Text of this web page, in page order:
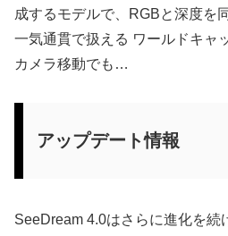
成するモデルで、RGBと深度を
一気通貫で扱える ワールドキャ
カメラ移動でも…
アップデート情報
SeeDream 4.0はさらに進化を続